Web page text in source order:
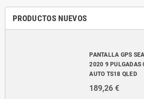
PRODUCTOS NUEVOS
PANTALLA GPS
2020 9 PULGADAS
AUTO TS18 QLED
189,26 €